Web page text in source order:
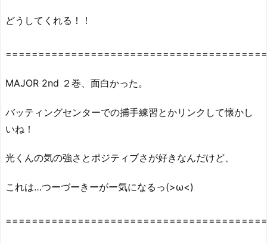
どうしてくれる！！
========================================‌
MAJOR 2nd ２巻、面白かった。
バッティングセンターでの捕手練習とかリンクして懐かし
いね！
光くんの気の強さとポジティブさが好きなんだけど、
これは…つーづーきーがー気になるっ(>ω<)
========================================‌